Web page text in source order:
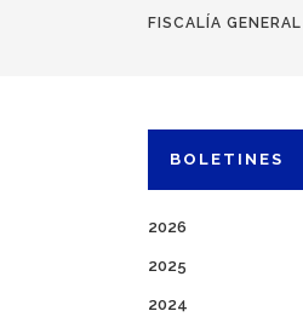
FISCALÍA
BOLETINES
2026
2025
2024